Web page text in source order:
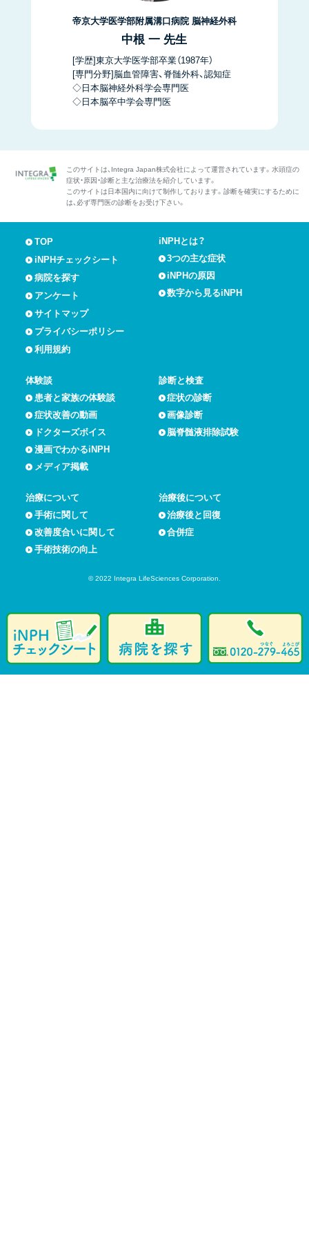
帝京大学医学部附属溝口病院 脳神経外科
中根 一 先生
[学歴]東京大学医学部卒業（1987年）
[専門分野]脳血管障害、脊髄外科、認知症
◇日本脳神経外科学会専門医
◇日本脳卒中学会専門医
このサイトは、Integra Japan株式会社によって運営されています。水頭症の
症状・原因・診断と主な治療法を紹介しています。
このサイトは日本国内に向けて制作しております。診断を確実にするために
は、必ず専門医の診断をお受け下さい。
TOP
iNPHチェックシート
病院を探す
アンケート
サイトマップ
プライバシーポリシー
利用規約
iNPHとは？
3つの主な症状
iNPHの原因
数字から見るiNPH
体験談
患者と家族の体験談
症状改善の動画
ドクターズボイス
漫画でわかるiNPH
メディア掲載
診断と検査
症状の診断
画像診断
脳脊髄液排除試験
治療について
手術に関して
改善度合いに関して
手術技術の向上
治療後について
治療後と回復
合併症
© 2022 Integra LifeSciences Corporation.